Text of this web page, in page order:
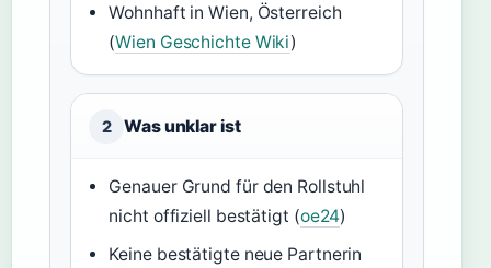
Wohnhaft in Wien, Österreich
(Wien Geschichte Wiki)
2 Was unklar ist
Genauer Grund für den Rollstuhl
nicht offiziell bestätigt (oe24)
Keine bestätigte neue Partnerin